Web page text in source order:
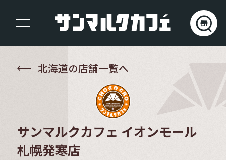
北海道の店舗一覧へ
サンマルクカフェ イオンモール
札幌発寒店